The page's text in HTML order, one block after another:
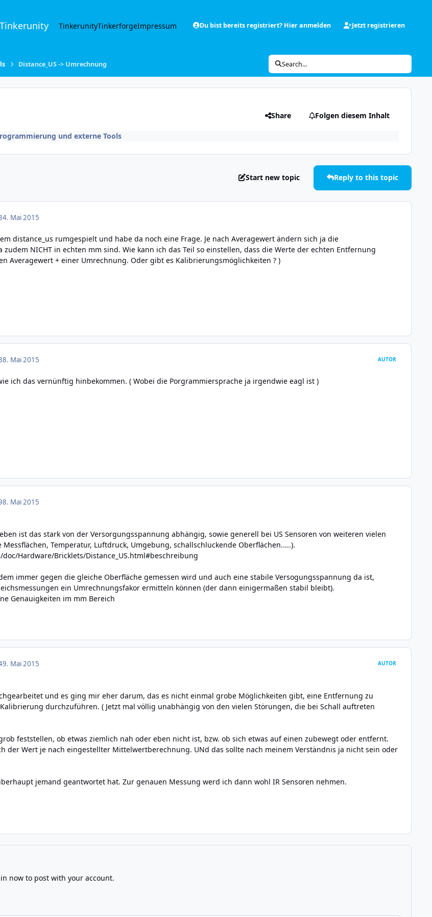
Tinkerunity TinkerunityTinkerforgeImpressum Du bist bereits registriert? Hier anmelden Jetzt registrieren
Distance_US -> Umrechnung Search...
Share Folgen diesem Inhalt
und externe Tools
Start new topic Reply to this topic
4. Mai 2015
distance_us rumgespielt und habe da noch eine Frage. Je nach Averagewert ändern sich ja die
NICHT in echten mm sind. Wie kann ich das Teil so einstellen, dass die Werte der echten Entfernung
Averagewert + einer Umrechnung. Oder gibt es Kalibrierungsmöglichkeiten ? )
8. Mai 2015 AUTOR
ich das vernünftig hinbekommen. ( Wobei die Porgrammiersprache ja irgendwie eagl ist )
8. Mai 2015
ist das stark von der Versorgungsspannung abhängig, sowie generell bei US Sensoren von weiteren vielen
Messflächen, Temperatur, Luftdruck, Umgebung, schallschluckende Oberflächen.....).
Hardware/Bricklets/Distance_US.html#beschreibung
immer gegen die gleiche Oberfläche gemessen wird und auch eine stabile Versogungsspannung da ist,
ein Umrechnungsfakor ermitteln können (der dann einigermaßen stabil bleibt).
Genauigkeiten im mm Bereich
9. Mai 2015 AUTOR
und es ging mir eher darum, das es nicht einmal grobe Möglichkeiten gibt, eine Entfernung zu
durchzuführen. ( Jetzt mal völlig unabhängig von den vielen Störungen, die bei Schall auftreten
feststellen, ob etwas ziemlich nah oder eben nicht ist, bzw. ob sich etwas auf einen zubewegt oder entfernt.
der Wert je nach eingestellter Mittelwertberechnung. UNd das sollte nach meinem Verständnis ja nicht sein oder
jemand geantwortet hat. Zur genauen Messung werd ich dann wohl IR Sensoren nehmen.
nowto post with your account.